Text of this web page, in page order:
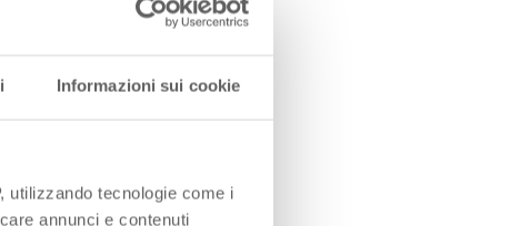
Informazioni sui cookie
utilizzando tecnologie come i
annunci e contenuti
che
fonti concentrate